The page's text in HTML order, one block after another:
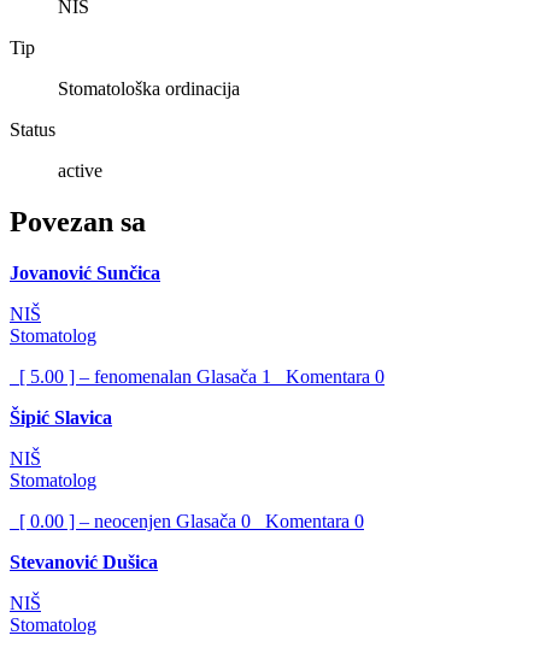
NIŠ
Tip
Stomatološka ordinacija
Status
active
Povezan sa
Jovanović Sunčica
NIŠ
Stomatolog
[ 5.00 ] – fenomenalan Glasača 1 Komentara 0
Šipić Slavica
NIŠ
Stomatolog
[ 0.00 ] – neocenjen Glasača 0 Komentara 0
Stevanović Dušica
NIŠ
Stomatolog